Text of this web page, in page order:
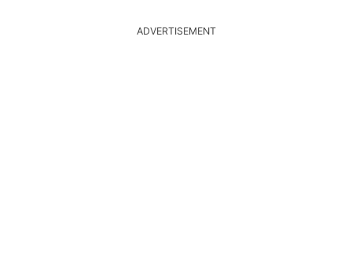
ADVERTISEMENT